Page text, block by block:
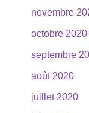
novembre
octobre 2020
septembre
août 2020
juillet 2020